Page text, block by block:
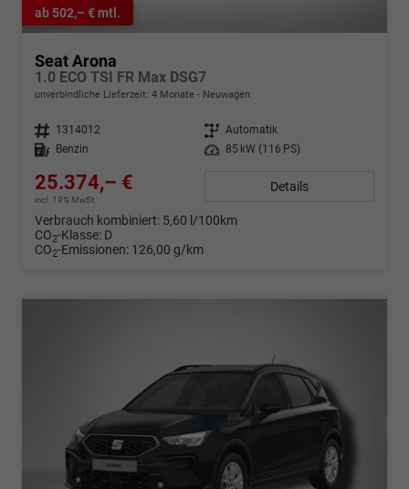
ab 502,– € mtl.
Seat Arona
1.0 ECO TSI FR Max DSG7
unverbindliche Lieferzeit: 4 Monate Neuwagen
Fahrzeugnr. 1314012 Getriebe Automatik
Kraftstoff
Benzin Leistung 85 kW (116 PS)
25.374,– €
incl. 19% MwSt.
Details
Verbrauch kombiniert: 5,60 l/100km
CO2-Klasse: D
CO2-Emissionen: 126,00 g/km